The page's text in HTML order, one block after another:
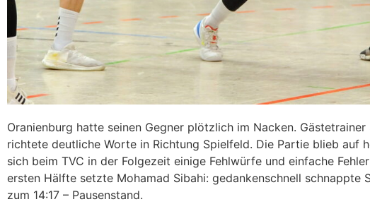
Oranienburg hatte seinen Gegner plötzlich im Nacken.
richtete deutliche Worte in Richtung Spielfeld. Die Partie blieb auf
sich beim TVC in der Folgezeit einige Fehlwürfe und einfache
ersten Hälfte setzte Mohamad Sibahi: gedankenschnell
zum 14:17 – Pausenstand.